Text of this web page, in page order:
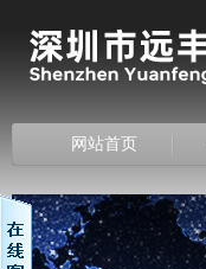
网站首页